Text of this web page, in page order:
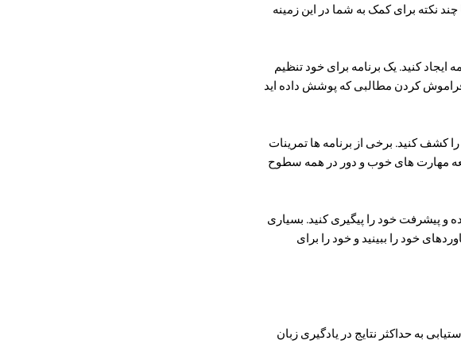
نکته برای کمک به شما در این زمینه
ایجاد کنید. یک برنامه برای خود تنظیم
کردن مطالبی که پوشش داده اید
کشف کنید. برخی از برنامه ها تمرینات
مهارت های خوب و دور در همه سطوح
و پیشرفت خود را پیگیری کنید. بسیاری
خود را ببینید و خود را برای
به حداکثر نتایج در یادگیری زبان